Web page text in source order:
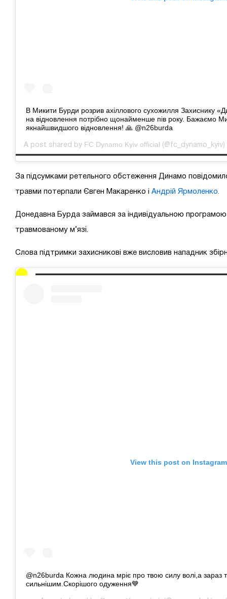
В Микити Бурди розрив ахіллового сухожилля Захиснику
на відновлення потрібно щонайменше пів року. Бажаємо
якнайшвидшого відновлення! 🙏 @n26burda
A post shared by FC Dynamo Kyiv official
За підсумками ретельного обстеження Динамо
травми потерпали Євген Макаренко і Андрій Ярмоленко.
Донедавна Бурда займався за індивідуальною
травмованому м’язі.
Слова підтримки захисникові вже висловив нападник
View this post on Instagram
@n26burda Кожна людина мріє про твою силу волі,а зараз
сильнішим.Скорішого одуження💙